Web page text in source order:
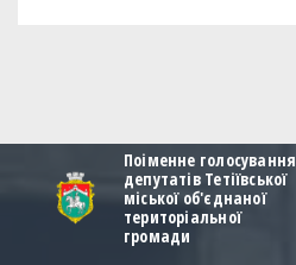
Поіменне голосування
депутатів Тетіївської
міської об'єднаної
територіальної
громади